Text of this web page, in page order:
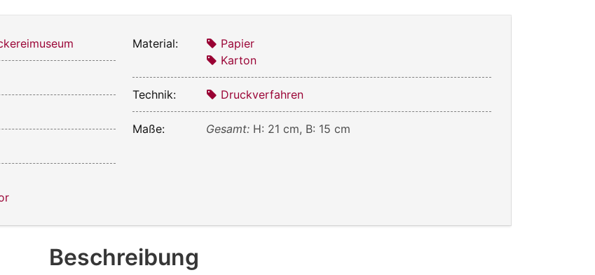
Material:
Papier
Karton
Technik: Druckverfahren
Maße: Gesamt: H: 21 cm, B: 15 cm
Beschreibung